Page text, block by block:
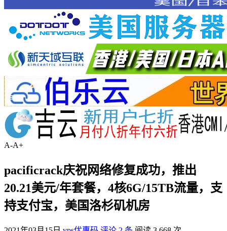
A-A+
pacificrack庆祝网络修复成功，推出
20.21美元/年套餐，4核6G/15TB流量，支
持支付宝，美国洛杉矶机房